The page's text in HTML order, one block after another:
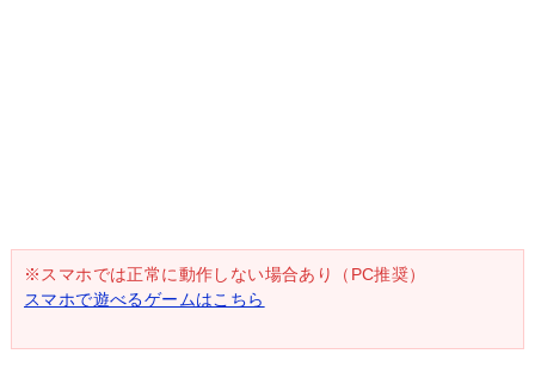
※スマホでは正常に動作しない場合あり（PC推奨）
スマホで遊べるゲームはこちら